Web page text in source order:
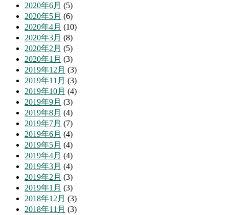
2020年6月 (5)
2020年5月 (6)
2020年4月 (10)
2020年3月 (8)
2020年2月 (5)
2020年1月 (3)
2019年12月 (3)
2019年11月 (3)
2019年10月 (4)
2019年9月 (3)
2019年8月 (4)
2019年7月 (7)
2019年6月 (4)
2019年5月 (4)
2019年4月 (4)
2019年3月 (4)
2019年2月 (3)
2019年1月 (3)
2018年12月 (3)
2018年11月 (3)